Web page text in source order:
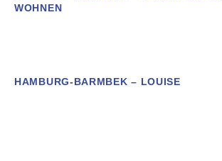
WOHNEN
HAMBURG-BARMBEK – LOUISE